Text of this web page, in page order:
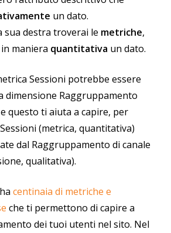
un dato.
sua destra troverai le metriche,
maniera quantitativa un dato.
Sessioni potrebbe essere
dimensione Raggruppamento
questo ti aiuta a capire, per
(metrica, quantitativa)
dal Raggruppamento di canale
qualitativa).
centinaia di metriche e
che ti permettono di capire a
dei tuoi utenti nel sito. Nel